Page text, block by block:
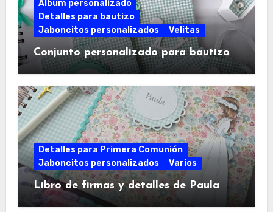
Álbum personalizado
Detalles para bautizo
Jaboncitos personalizados
Velitas
Conjunto personalizado para bautizo
Detalles para Primera Comunión
Jaboncitos personalizados
Varios
Libro de firmas y detalles de Paula